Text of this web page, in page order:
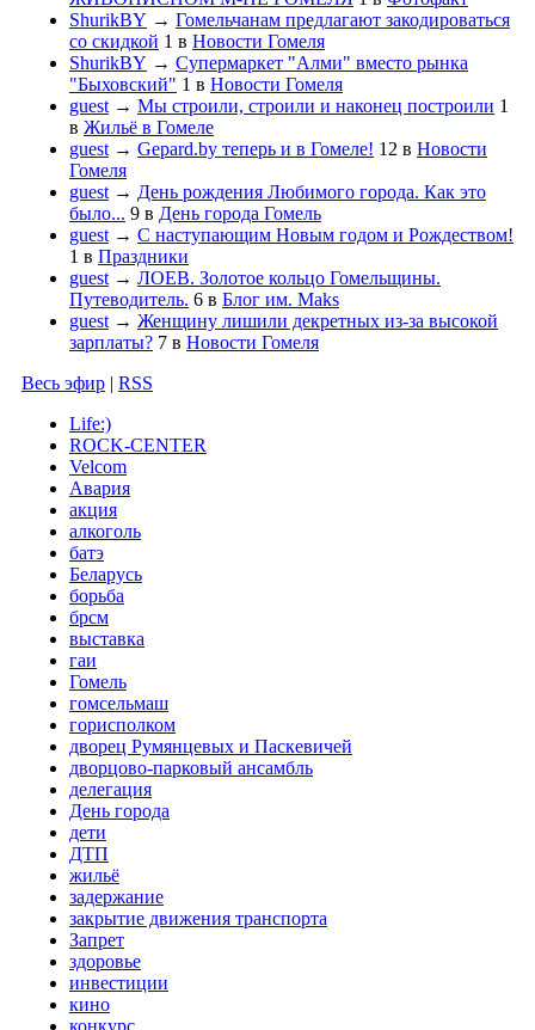
ShurikBY → Гомельчанам предлагают закодироваться
со скидкой 1 в Новости Гомеля
ShurikBY → Супермаркет "Алми" вместо рынка
"Быховский" 1 в Новости Гомеля
guest → Мы строили, строили и наконец построили 1
в Жильё в Гомеле
guest → Gepard.by теперь и в Гомеле! 12 в Новости
Гомеля
guest → День рождения Любимого города. Как это
было... 9 в День города Гомель
guest → С наступающим Новым годом и Рождеством!
1 в Праздники
guest → ЛОЕВ. Золотое кольцо Гомельщины.
Путеводитель. 6 в Блог им. Maks
guest → Женщину лишили декретных из-за высокой
зарплаты? 7 в Новости Гомеля
Весь эфир | RSS
Life:)
ROCK-CENTER
Velcom
Авария
акция
алкоголь
батэ
Беларусь
борьба
брсм
выставка
гаи
Гомель
гомсельмаш
горисполком
дворец Румянцевых и Паскевичей
дворцово-парковый ансамбль
делегация
День города
дети
ДТП
жильё
задержание
закрытие движения транспорта
Запрет
здоровье
инвестиции
кино